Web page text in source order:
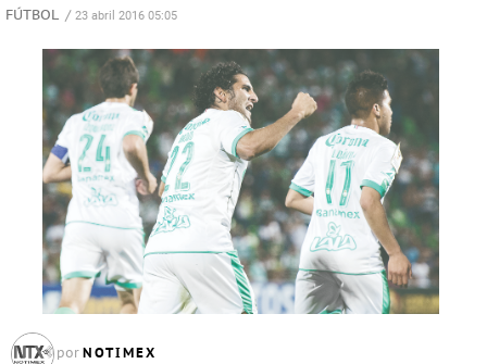
FÚTBOL / 23 abril 2016 05:05
por NOTIMEX